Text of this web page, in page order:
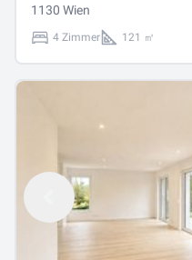
1130 Wien
4 Zimmer 121 ㎡